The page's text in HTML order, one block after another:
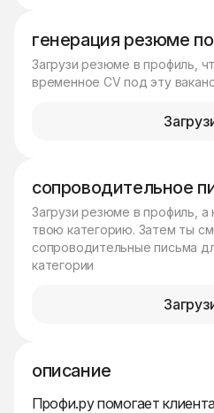
генерация резюме
Загрузи резюме в профиль,
временное CV под эту
сопроводительное
Загрузи резюме в профиль,
твою категорию. Затем ты
сопроводительные письма
категории
описание
Профи.ру помогает